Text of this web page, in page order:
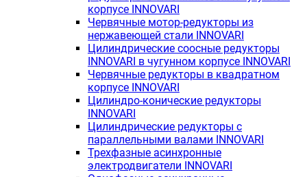
корпусе INNOVARI
Червячные мотор-редукторы из
нержавеющей стали INNOVARI
Цилиндрические соосные редукторы
INNOVARI в чугунном корпусе INNOVARI
Червячные редукторы в квадратном
корпусе INNOVARI
Цилиндро-конические редукторы
INNOVARI
Цилиндрические редукторы с
параллельными валами INNOVARI
Трехфазные асинхронные
электродвигатели INNOVARI